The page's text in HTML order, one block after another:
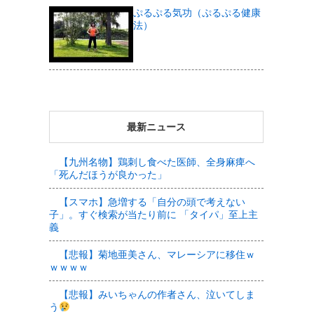
ぷるぷる気功（ぷるぷる健康
法）
最新ニュース
【九州名物】鶏刺し食べた医師、全身麻痺へ
「死んだほうが良かった」
【スマホ】急増する「自分の頭で考えない
子」。すぐ検索が当たり前に 「タイパ」至上主
義
【悲報】菊地亜美さん、マレーシアに移住ｗ
ｗｗｗｗ
【悲報】みいちゃんの作者さん、泣いてしま
う